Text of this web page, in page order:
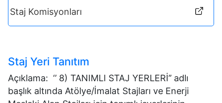
Staj Komisyonları
Staj Yeri Tanıtım
Açıklama: ‘’ 8) TANIMLI STAJ YERLERİ’’ adlı
başlık altında Atölye/İmalat Stajları ve Enerji